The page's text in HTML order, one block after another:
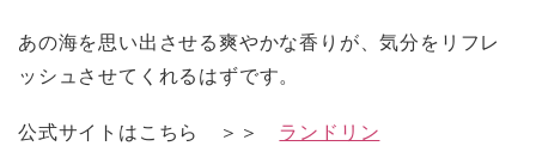
あの海を思い出させる爽やかな香りが、気分をリフレ
ッシュさせてくれるはずです。
公式サイトはこちら ＞＞ ランドリン